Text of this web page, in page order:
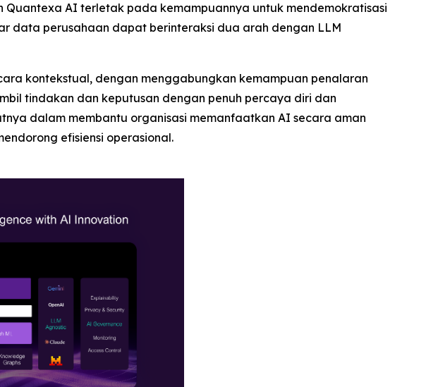
AI terletak pada kemampuannya untuk mendemokratisasi
data perusahaan dapat berinteraksi dua arah dengan LLM
kontekstual, dengan menggabungkan kemampuan penalaran
tindakan dan keputusan dengan penuh percaya diri dan
dalam membantu organisasi memanfaatkan AI secara aman
efisiensi operasional.